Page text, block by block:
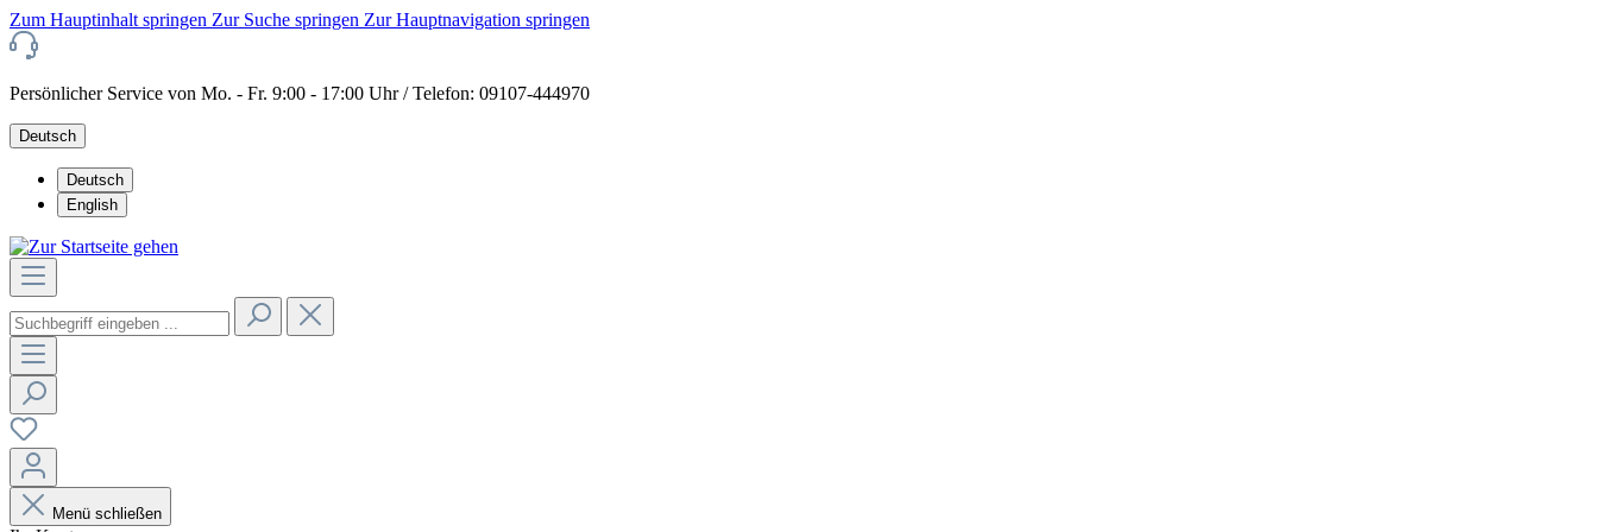
Zum Hauptinhalt springen Zur Suche springen Zur Hauptnavigation springen
Persönlicher Service von Mo. - Fr. 9:00 - 17:00 Uhr / Telefon: 09107-444970
Deutsch
Deutsch
English
Menü schließen